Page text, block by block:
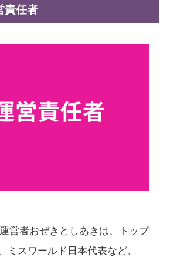
責任者
営者おぜきとしあきは、トップ
ミスワールド日本代表など、